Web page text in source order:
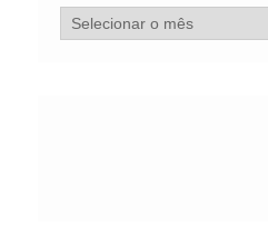
Arquivo